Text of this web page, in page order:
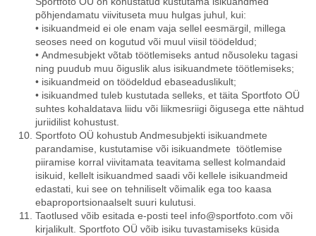
põhjendamatu viivituseta muu hulgas juhul, kui:
• isikuandmeid ei ole enam vaja sellel eesmärgil, millega
seoses need on kogutud või muul viisil töödeldud;
• Andmesubjekt võtab töötlemiseks antud nõusoleku tagasi
ning puudub muu õiguslik alus isikuandmete töötlemiseks;
• isikuandmeid on töödeldud ebaseaduslikult;
• isikuandmed tuleb kustutada selleks, et täita Sportfoto OÜ
suhtes kohaldatava liidu või liikmesriigi õigusega ette nähtud
juriidilist kohustust.
Sportfoto OÜ kohustub Andmesubjekti isikuandmete
parandamise, kustutamise või isikuandmete töötlemise
piiramise korral viivitamata teavitama sellest kolmandaid
isikuid, kellelt isikuandmed saadi või kellele isikuandmeid
edastati, kui see on tehniliselt võimalik ega too kaasa
ebaproportsionaalselt suuri kulutusi.
Taotlused võib esitada e-posti teel info@sportfoto.com või
kirjalikult. Sportfoto OÜ võib isiku tuvastamiseks küsida